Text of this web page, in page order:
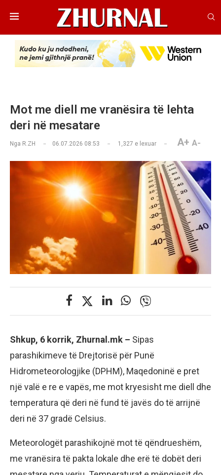
Mot me diell me vranësira të lehta
deri në mesatare
Nga R.ZH 06.07.2026 08:53 1,327 e lexuar A+ A-
Shkup, 6 korrik, Zhurnal.mk – Sipas
parashikimeve të Drejtorisë për Punë
Hidrometeorologjike (DPHM), Maqedoninë e pret
një valë e re e vapës, me mot kryesisht me diell dhe
temperatura që deri në fund të javës do të arrijnë
deri në 37 gradë Celsius.
Meteorologët parashikojnë mot të qëndrueshëm,
me vranësira të pakta lokale dhe erë të dobët deri